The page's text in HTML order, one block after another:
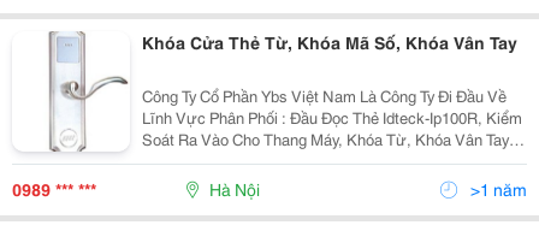
Khóa Cửa Thẻ Từ, Khóa Mã Số, Khóa Vân Tay
Công Ty Cổ Phần Ybs Việt Nam Là Công Ty Đi Đầu Về
Lĩnh Vực Phân Phối : Đầu Đọc Thẻ Idteck-Ip100R, Kiểm
Soát Ra Vào Cho Thang Máy, Khóa Từ, Khóa Vân Tay,
Khóa Mã Số ,Két Sắt &Hellip; Với Những Loại Khóa
Đảm Bảo Chất Lượng, Giá Cả Hợp Lý, Đội Ngũ Kỹ Th
0989 *** *** Hà Nội >1 năm